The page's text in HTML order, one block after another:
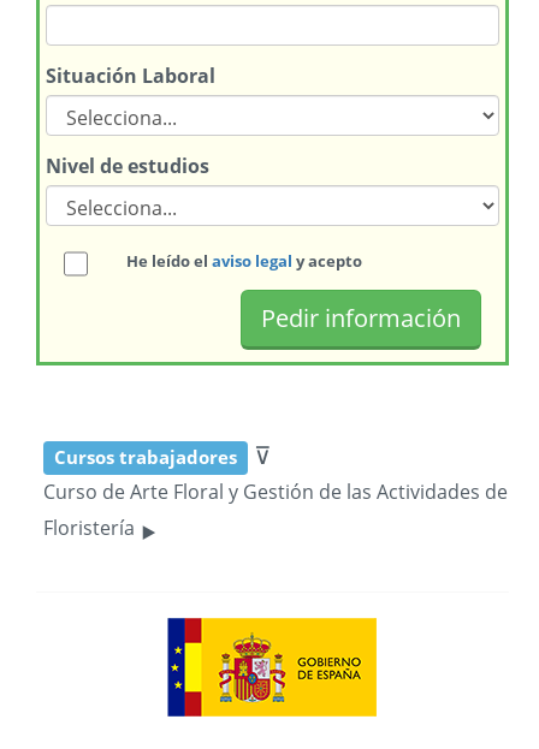
Situación Laboral
Nivel de estudios
He leído el aviso legal y acepto
Cursos trabajadores ⊽
Curso de Arte Floral y Gestión de las Actividades de
Floristería ‣